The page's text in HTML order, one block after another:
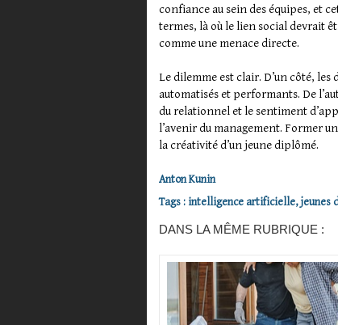
confiance au sein des équipes, et
termes, là où le lien social devrait
comme une menace directe.
Le dilemme est clair. D’un côté,
automatisés et performants. De
du relationnel et le sentiment
l’avenir du management. Former
la créativité d’un jeune diplômé.
Anton Kunin
Tags : intelligence artificielle,jeunes
DANS LA MÊME RUBRIQUE :